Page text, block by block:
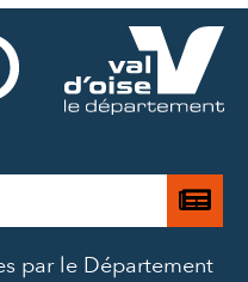
MAIL
Je
par le Département